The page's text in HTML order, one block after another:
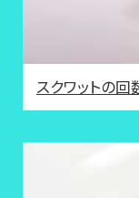
スクワットの